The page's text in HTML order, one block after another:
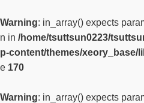
Warning: in_array() expects
n in /home/tsuttsun0223/
p-content/themes/xeory_base/
e 170
Warning: in_array() expects